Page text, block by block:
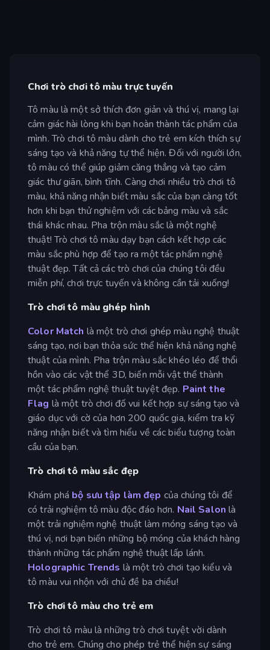
Chơi trò chơi tô màu trực tuyến
Tô màu là một sở thích đơn giản và thú vị, mang lại
cảm giác hài lòng khi bạn hoàn thành tác phẩm của
mình. Trò chơi tô màu dành cho trẻ em kích thích sự
sáng tạo và khả năng tự thể hiện. Đối với người lớn,
tô màu có thể giúp giảm căng thẳng và tạo cảm
giác thư giãn, bình tĩnh. Càng chơi nhiều trò chơi tô
màu, khả năng nhận biết màu sắc của bạn càng tốt
hơn khi bạn thử nghiệm với các bảng màu và sắc
thái khác nhau. Pha trộn màu sắc là một nghệ
thuật! Trò chơi tô màu dạy bạn cách kết hợp các
màu sắc phù hợp để tạo ra một tác phẩm nghệ
thuật đẹp. Tất cả các trò chơi của chúng tôi đều
miễn phí, chơi trực tuyến và không cần tải xuống!
Trò chơi tô màu ghép hình
Color Match là một trò chơi ghép màu nghệ thuật
sáng tạo, nơi bạn thỏa sức thể hiện khả năng nghệ
thuật của mình. Pha trộn màu sắc khéo léo để thổi
hồn vào các vật thể 3D, biến mỗi vật thể thành
một tác phẩm nghệ thuật tuyệt đẹp. Paint the
Flag là một trò chơi đố vui kết hợp sự sáng tạo và
giáo dục với cờ của hơn 200 quốc gia, kiểm tra kỹ
năng nhận biết và tìm hiểu về các biểu tượng toàn
cầu của bạn.
Trò chơi tô màu sắc đẹp
Khám phá bộ sưu tập làm đẹp của chúng tôi để
có trải nghiệm tô màu độc đáo hơn. Nail Salon là
một trải nghiệm nghệ thuật làm móng sáng tạo và
thú vị, nơi bạn biến những bộ móng của khách hàng
thành những tác phẩm nghệ thuật lấp lánh.
Holographic Trends là một trò chơi tạo kiểu và
tô màu vui nhộn với chủ đề ba chiều!
Trò chơi tô màu cho trẻ em
Trò chơi tô màu là những trò chơi tuyệt vời dành
cho trẻ em. Chúng cho phép trẻ thể hiện sự sáng